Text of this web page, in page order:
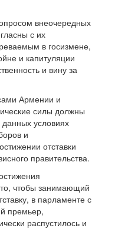
внеочередных
с их
в госизмене,
и капитуляции
и вину за
Армении и
силы должны
данных условиях
и
отставки
правительства.
чтобы занимающий
в парламенте с
премьер,
распустилось и